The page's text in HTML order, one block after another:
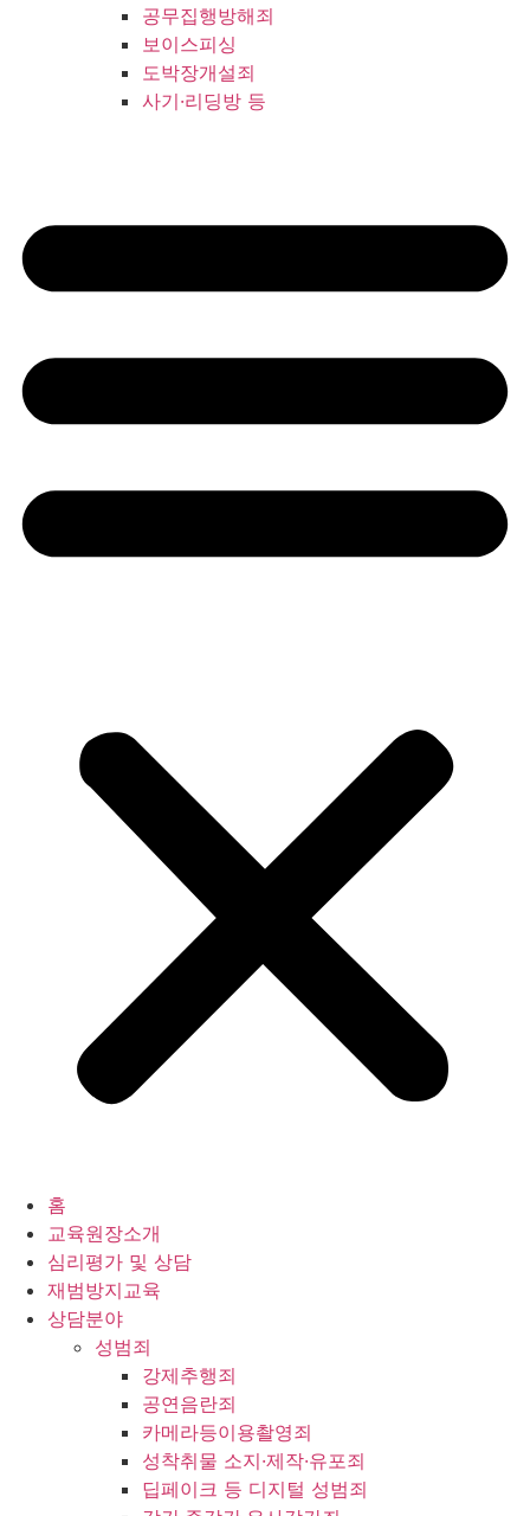
공무집행방해죄
보이스피싱
도박장개설죄
사기·리딩방 등
홈
교육원장소개
심리평가 및 상담
재범방지교육
상담분야
성범죄
강제추행죄
공연음란죄
카메라등이용촬영죄
성착취물 소지·제작·유포죄
딥페이크 등 디지털 성범죄